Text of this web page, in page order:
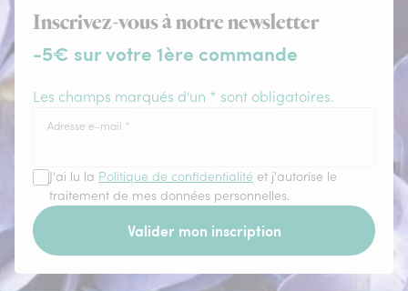
Inscrivez-vous à notre newsletter
-5€ sur votre 1ère commande
Les champs marqués d'un * sont obligatoires.
Adresse e-mail *
J'ai lu la Politique de confidentialité et j'autorise le
traitement de mes données personnelles.
Valider mon inscription